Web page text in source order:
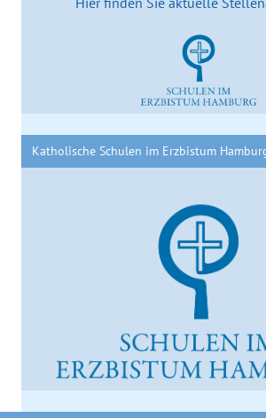
Katholische Schulen im Erzbistum